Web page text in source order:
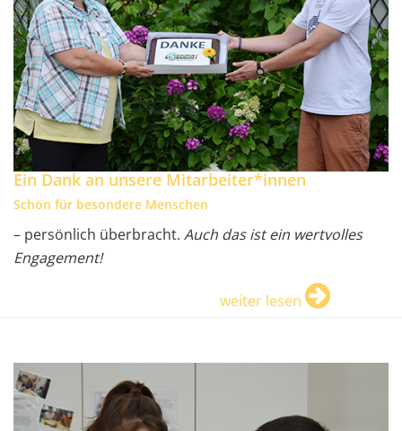
Ein Dank an unsere Mitarbeiter*innen
Schön für besondere Menschen
– persönlich überbracht. Auch das ist ein wertvolles
Engagement!
weiter lesen